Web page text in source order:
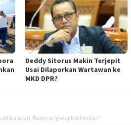
Deddy Sitorus Makin Terjepit
Usai Dilaporkan Wartawan ke
MKD DPR?
Ruas yang wajib ditandai *